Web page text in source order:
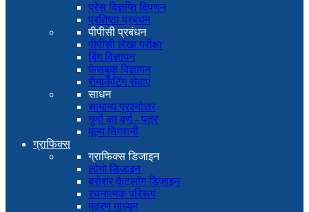
प्रेस विज्ञप्ति विपणन
प्रतिष्ठा प्रबंधन
पीपीसी प्रबंधन
पीपीसी लेखा परीक्षा
बिंग विज्ञापन
फेसबुक विज्ञापन
रीमार्केटिंग सेवाएं
साधन
सामान्य प्रश्नोत्तर
गुणों का वर्ण - पत्र
मूल्य निगरानी
ग्राफिक्स
ग्राफिक्स डिजाइन
लोगो डिजाइन
ब्रोशर कैटलॉग डिज़ाइन
रचनात्मक परिरूप
मुद्रण माध्यम